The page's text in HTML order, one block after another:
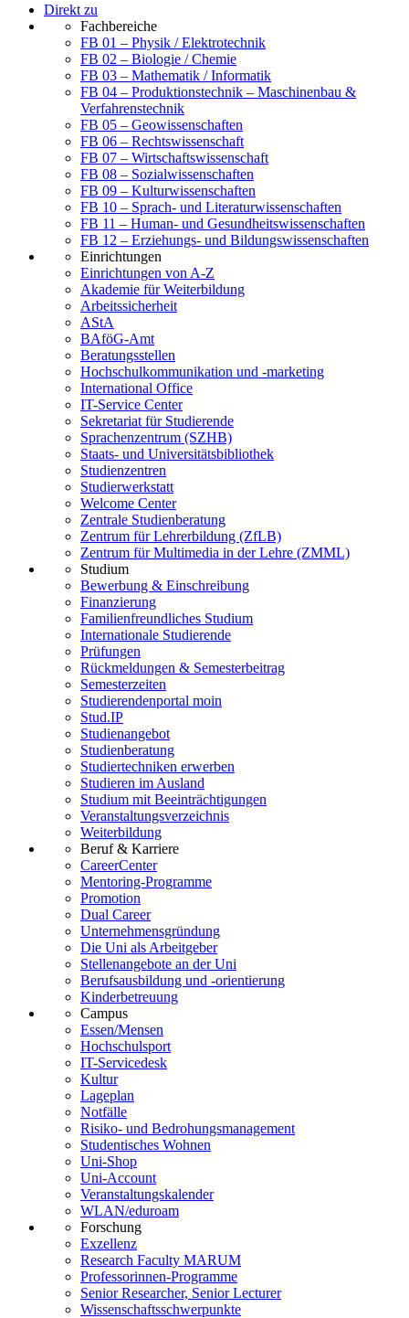
Direkt zu
Fachbereiche
FB 01 – Physik / Elektrotechnik
FB 02 – Biologie / Chemie
FB 03 – Mathematik / Informatik
FB 04 – Produktionstechnik – Maschinenbau &
Verfahrenstechnik
FB 05 – Geowissenschaften
FB 06 – Rechtswissenschaft
FB 07 – Wirtschaftswissenschaft
FB 08 – Sozialwissenschaften
FB 09 – Kulturwissenschaften
FB 10 – Sprach- und Literaturwissenschaften
FB 11 – Human- und Gesundheitswissenschaften
FB 12 – Erziehungs- und Bildungswissenschaften
Einrichtungen
Einrichtungen von A-Z
Akademie für Weiterbildung
Arbeitssicherheit
AStA
BAföG-Amt
Beratungsstellen
Hochschulkommunikation und -marketing
International Office
IT-Service Center
Sekretariat für Studierende
Sprachenzentrum (SZHB)
Staats- und Universitätsbibliothek
Studienzentren
Studierwerkstatt
Welcome Center
Zentrale Studienberatung
Zentrum für Lehrerbildung (ZfLB)
Zentrum für Multimedia in der Lehre (ZMML)
Studium
Bewerbung & Einschreibung
Finanzierung
Familienfreundliches Studium
Internationale Studierende
Prüfungen
Rückmeldungen & Semesterbeitrag
Semesterzeiten
Studierendenportal moin
Stud.IP
Studienangebot
Studienberatung
Studiertechniken erwerben
Studieren im Ausland
Studium mit Beeinträchtigungen
Veranstaltungsverzeichnis
Weiterbildung
Beruf & Karriere
CareerCenter
Mentoring-Programme
Promotion
Dual Career
Unternehmensgründung
Die Uni als Arbeitgeber
Stellenangebote an der Uni
Berufsausbildung und -orientierung
Kinderbetreuung
Campus
Essen/Mensen
Hochschulsport
IT-Servicedesk
Kultur
Lageplan
Notfälle
Risiko- und Bedrohungsmanagement
Studentisches Wohnen
Uni-Shop
Uni-Account
Veranstaltungskalender
WLAN/eduroam
Forschung
Exzellenz
Research Faculty MARUM
Professorinnen-Programme
Senior Researcher, Senior Lecturer
Wissenschaftsschwerpunkte